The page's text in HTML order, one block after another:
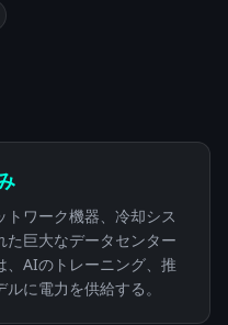
ワーク機器、冷却シス
た巨大なデータセンター
、AIのトレーニング、推
に電力を供給する。